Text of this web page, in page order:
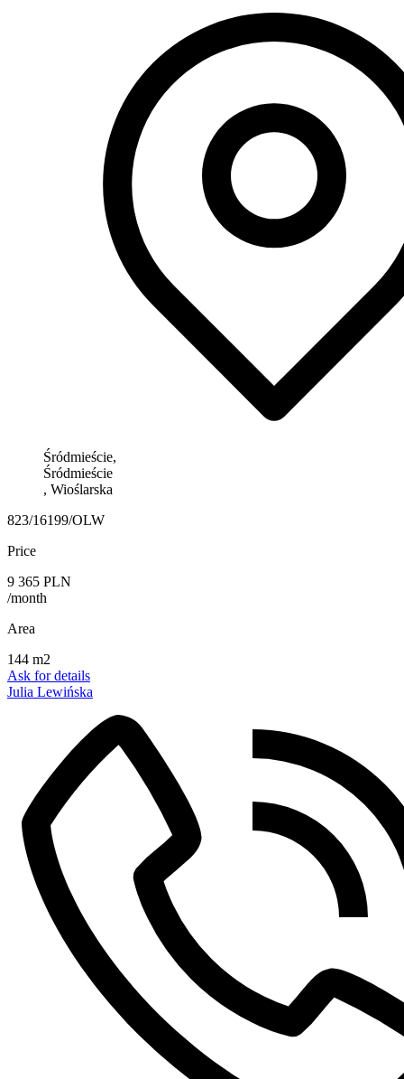
Śródmieście,
Śródmieście
, Wioślarska
823/16199/OLW
Price
9 365 PLN
/month
Area
144 m2
Ask for details
Julia Lewińska